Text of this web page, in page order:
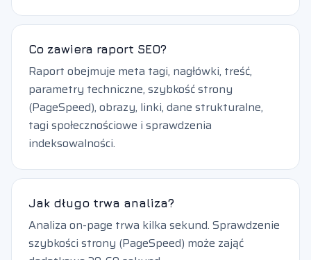
Co zawiera raport SEO?
Raport obejmuje meta tagi, nagłówki, treść,
parametry techniczne, szybkość strony
(PageSpeed), obrazy, linki, dane strukturalne,
tagi społecznościowe i sprawdzenia
indeksowalności.
Jak długo trwa analiza?
Analiza on-page trwa kilka sekund. Sprawdzenie
szybkości strony (PageSpeed) może zająć